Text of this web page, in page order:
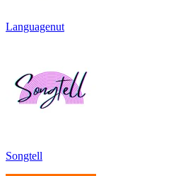
Languagenut
Songtell